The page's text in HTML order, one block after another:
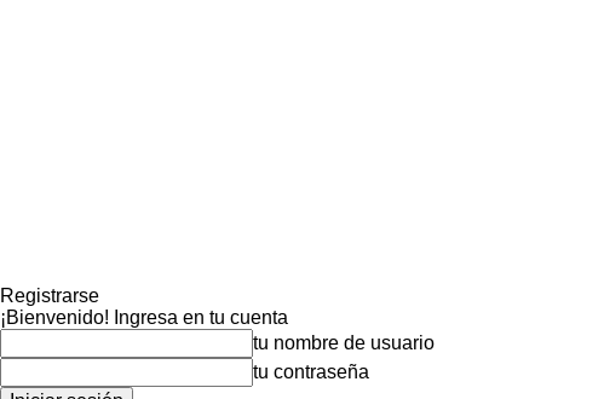
Registrarse
¡Bienvenido! Ingresa en tu cuenta
tu nombre de usuario
tu contraseña